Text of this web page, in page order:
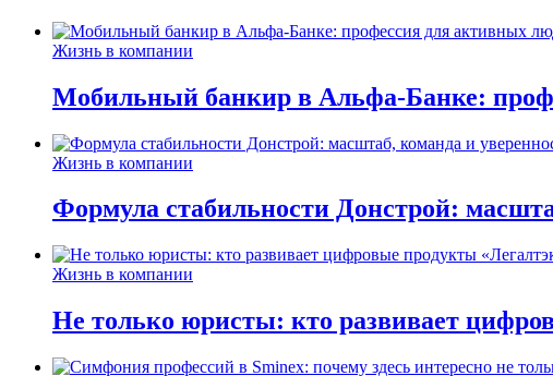
Жизнь в компании
Мобильный банкир в Альфа-Банке:
Жизнь в компании
Формула стабильности Донстрой:
Жизнь в компании
Не только юристы: кто развивает